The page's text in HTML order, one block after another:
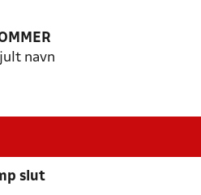
navn
slut